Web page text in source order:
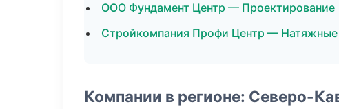
ООО Фундамент Центр — Проектирование
Стройкомпания Профи Центр — Натяжные
Компании в регионе: Северо-